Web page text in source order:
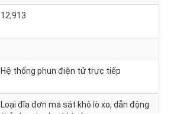
12,913
Hệ thống phun điện tử trực tiếp
Loại đĩa đơn ma sát khô lò xo, dẫn động